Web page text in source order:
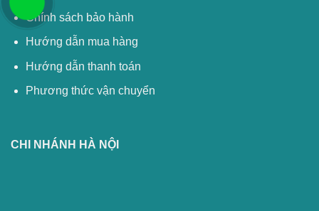
Chính sách bảo hành
Hướng dẫn mua hàng
Hướng dẫn thanh toán
Phương thức vận chuyển
CHI NHÁNH HÀ NỘI